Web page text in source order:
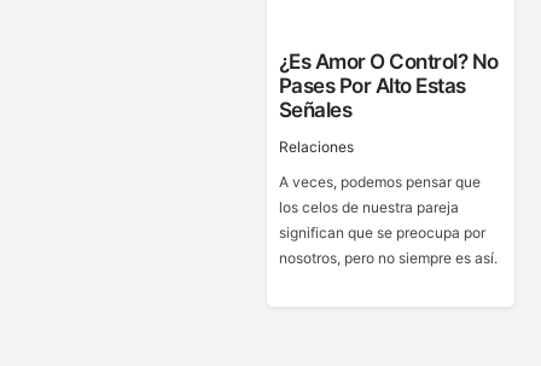
¿Es Amor O Control? No
Pases Por Alto Estas
Señales
Relaciones
A veces, podemos pensar que
los celos de nuestra pareja
significan que se preocupa por
nosotros, pero no siempre es así.